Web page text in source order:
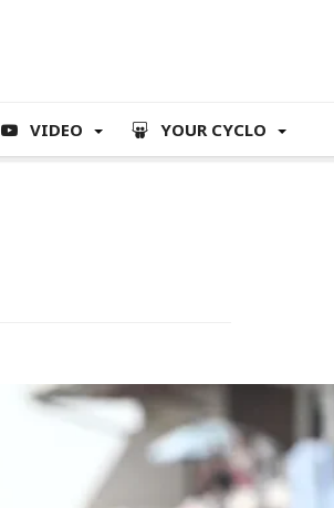
VIDEO YOUR CYCLO